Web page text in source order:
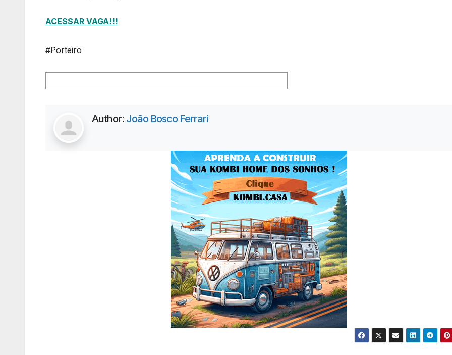
ACESSAR VAGA!!!
#Porteiro
Author: João Bosco Ferrari